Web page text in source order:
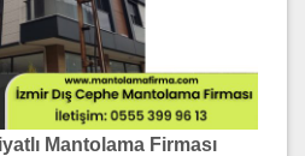
Mantolama Firması